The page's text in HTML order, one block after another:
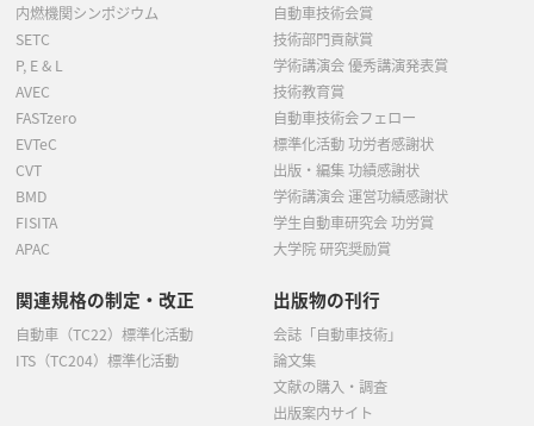
内燃機関シンポジウム
SETC
P, E & L
AVEC
FASTzero
EVTeC
CVT
BMD
FISITA
APAC
自動車技術会賞
技術部門貢献賞
学術講演会 優秀講演発表賞
技術教育賞
自動車技術会フェロー
標準化活動 功労者感謝状
出版・編集 功績感謝状
学術講演会 運営功績感謝状
学生自動車研究会 功労賞
大学院 研究奨励賞
関連規格の制定・改正
自動車（TC22）標準化活動
ITS（TC204）標準化活動
出版物の刊行
会誌「自動車技術」
論文集
文献の購入・調査
出版案内サイト